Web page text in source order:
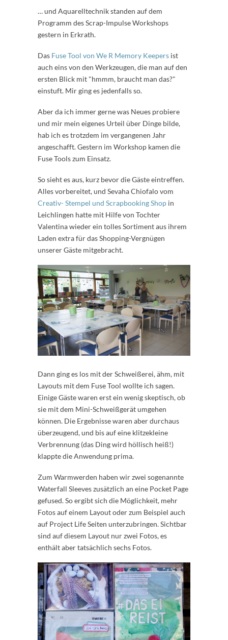
… und Aquarelltechnik standen auf dem
Programm des Scrap-Impulse Workshops
gestern in Erkrath.
Das Fuse Tool von We R Memory Keepers ist
auch eins von den Werkzeugen, die man auf den
ersten Blick mit "hmmm, braucht man das?"
einstuft. Mir ging es jedenfalls so.
Aber da ich immer gerne was Neues probiere
und mir mein eigenes Urteil über Dinge bilde,
hab ich es trotzdem im vergangenen Jahr
angeschafft. Gestern im Workshop kamen die
Fuse Tools zum Einsatz.
So sieht es aus, kurz bevor die Gäste eintreffen.
Alles vorbereitet, und Sevaha Chiofalo vom
Creativ- Stempel und Scrapbooking Shop in
Leichlingen hatte mit Hilfe von Tochter
Valentina wieder ein tolles Sortiment aus ihrem
Laden extra für das Shopping-Vergnügen
unserer Gäste mitgebracht.
Dann ging es los mit der Schweißerei, ähm, mit
Layouts mit dem Fuse Tool wollte ich sagen.
Einige Gäste waren erst ein wenig skeptisch, ob
sie mit dem Mini-Schweißgerät umgehen
können. Die Ergebnisse waren aber durchaus
überzeugend, und bis auf eine klitzekleine
Verbrennung (das Ding wird höllisch heiß!)
klappte die Anwendung prima.
Zum Warmwerden haben wir zwei sogenannte
Waterfall Sleeves zusätzlich an eine Pocket Page
gefused. So ergibt sich die Möglichkeit, mehr
Fotos auf einem Layout oder zum Beispiel auch
auf Project Life Seiten unterzubringen. Sichtbar
sind auf diesem Layout nur zwei Fotos, es
enthält aber tatsächlich sechs Fotos.